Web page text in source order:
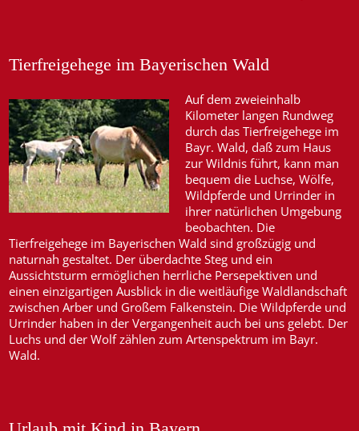
Tierfreigehege im Bayerischen Wald
Auf dem zweieinhalb
Kilometer langen Rundweg
durch das Tierfreigehege im
Bayr. Wald, daß zum Haus
zur Wildnis führt, kann man
bequem die Luchse, Wölfe,
Wildpferde und Urrinder in
ihrer natürlichen Umgebung
beobachten. Die
Tierfreigehege im Bayerischen Wald sind großzügig und
naturnah gestaltet. Der überdachte Steg und ein
Aussichtsturm ermöglichen herrliche Persepektiven und
einen einzigartigen Ausblick in die weitläufige Waldlandschaft
zwischen Arber und Großem Falkenstein. Die Wildpferde und
Urrinder haben in der Vergangenheit auch bei uns gelebt. Der
Luchs und der Wolf zählen zum Artenspektrum im Bayr.
Wald.